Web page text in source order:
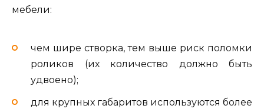
мебели:
чем шире створка, тем выше риск поломки
роликов (их количество должно быть
удвоено);
для крупных габаритов используются более